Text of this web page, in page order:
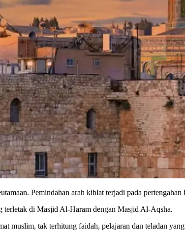
Pemindahan arah kiblat terjadi pada pertengahan
terletak di Masjid Al-Haram dengan Masjid Al-Aqsha.
muslim, tak terhitung faidah, pelajaran dan teladan